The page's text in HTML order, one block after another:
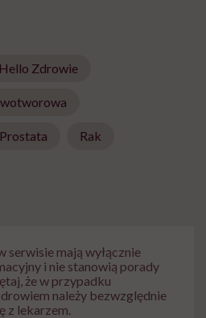
Zdrowie
Prostata Rak
serwisie mają wyłącznie
i nie stanowią porady
że w przypadku
należy bezwzględnie
z lekarzem.